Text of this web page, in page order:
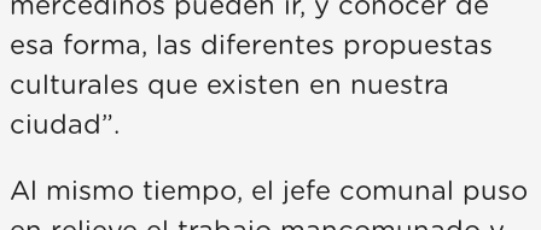
mercedinos pueden ir, y conocer de
esa forma, las diferentes propuestas
culturales que existen en nuestra
ciudad”.
Al mismo tiempo, el jefe comunal puso